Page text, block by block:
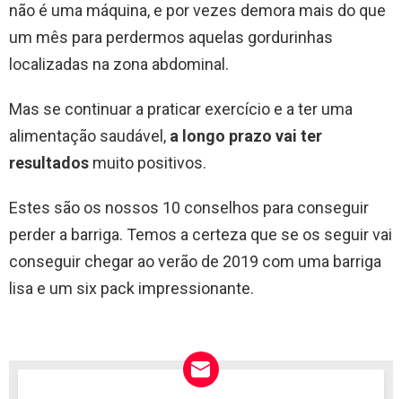
não é uma máquina, e por vezes demora mais do que
um mês para perdermos aquelas gordurinhas
localizadas na zona abdominal.
Mas se continuar a praticar exercício e a ter uma
alimentação saudável, a longo prazo vai ter
resultados muito positivos.
Estes são os nossos 10 conselhos para conseguir
perder a barriga. Temos a certeza que se os seguir vai
conseguir chegar ao verão de 2019 com uma barriga
lisa e um six pack impressionante.